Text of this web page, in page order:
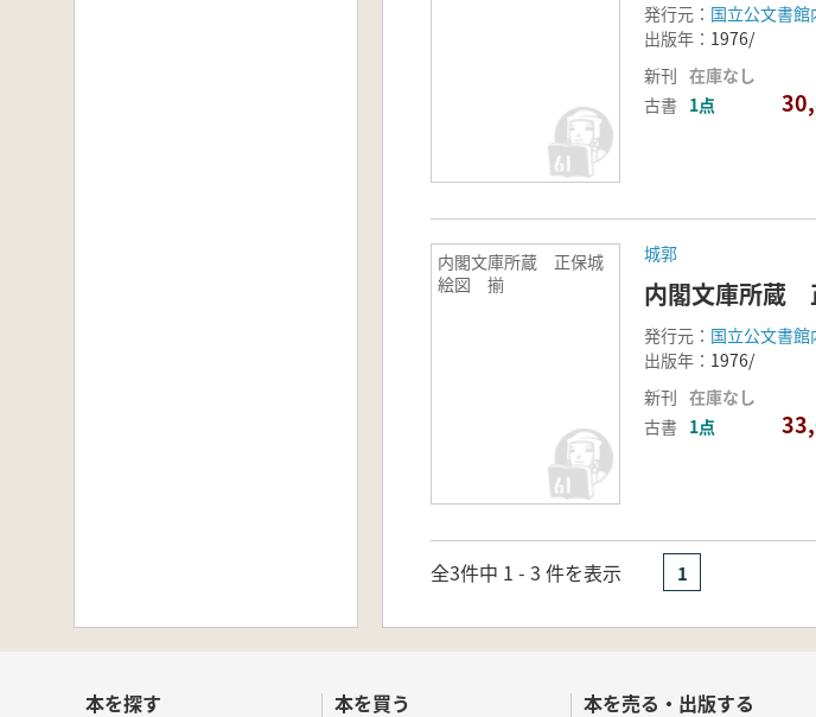
発行元： 国立公文書館
出版年： 1976/
新刊 在庫なし
古書 1点
内閣文庫所蔵 正保城
絵図 揃
城郭
内閣文庫所蔵
発行元： 国立公文書館
出版年： 1976/
新刊 在庫なし
古書 1点
全3件中 1 - 3 件を表示 1
本を探す 本を買う 本を売る・出版する